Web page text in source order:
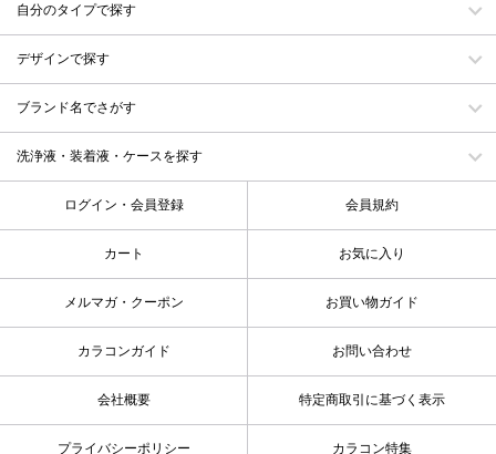
自分のタイプで探す
デザインで探す
ブランド名でさがす
洗浄液・装着液・ケースを探す
ログイン・会員登録 会員規約
カート お気に入り
メルマガ・クーポン お買い物ガイド
カラコンガイド お問い合わせ
会社概要 特定商取引に基づく表示
プライバシーポリシー カラコン特集